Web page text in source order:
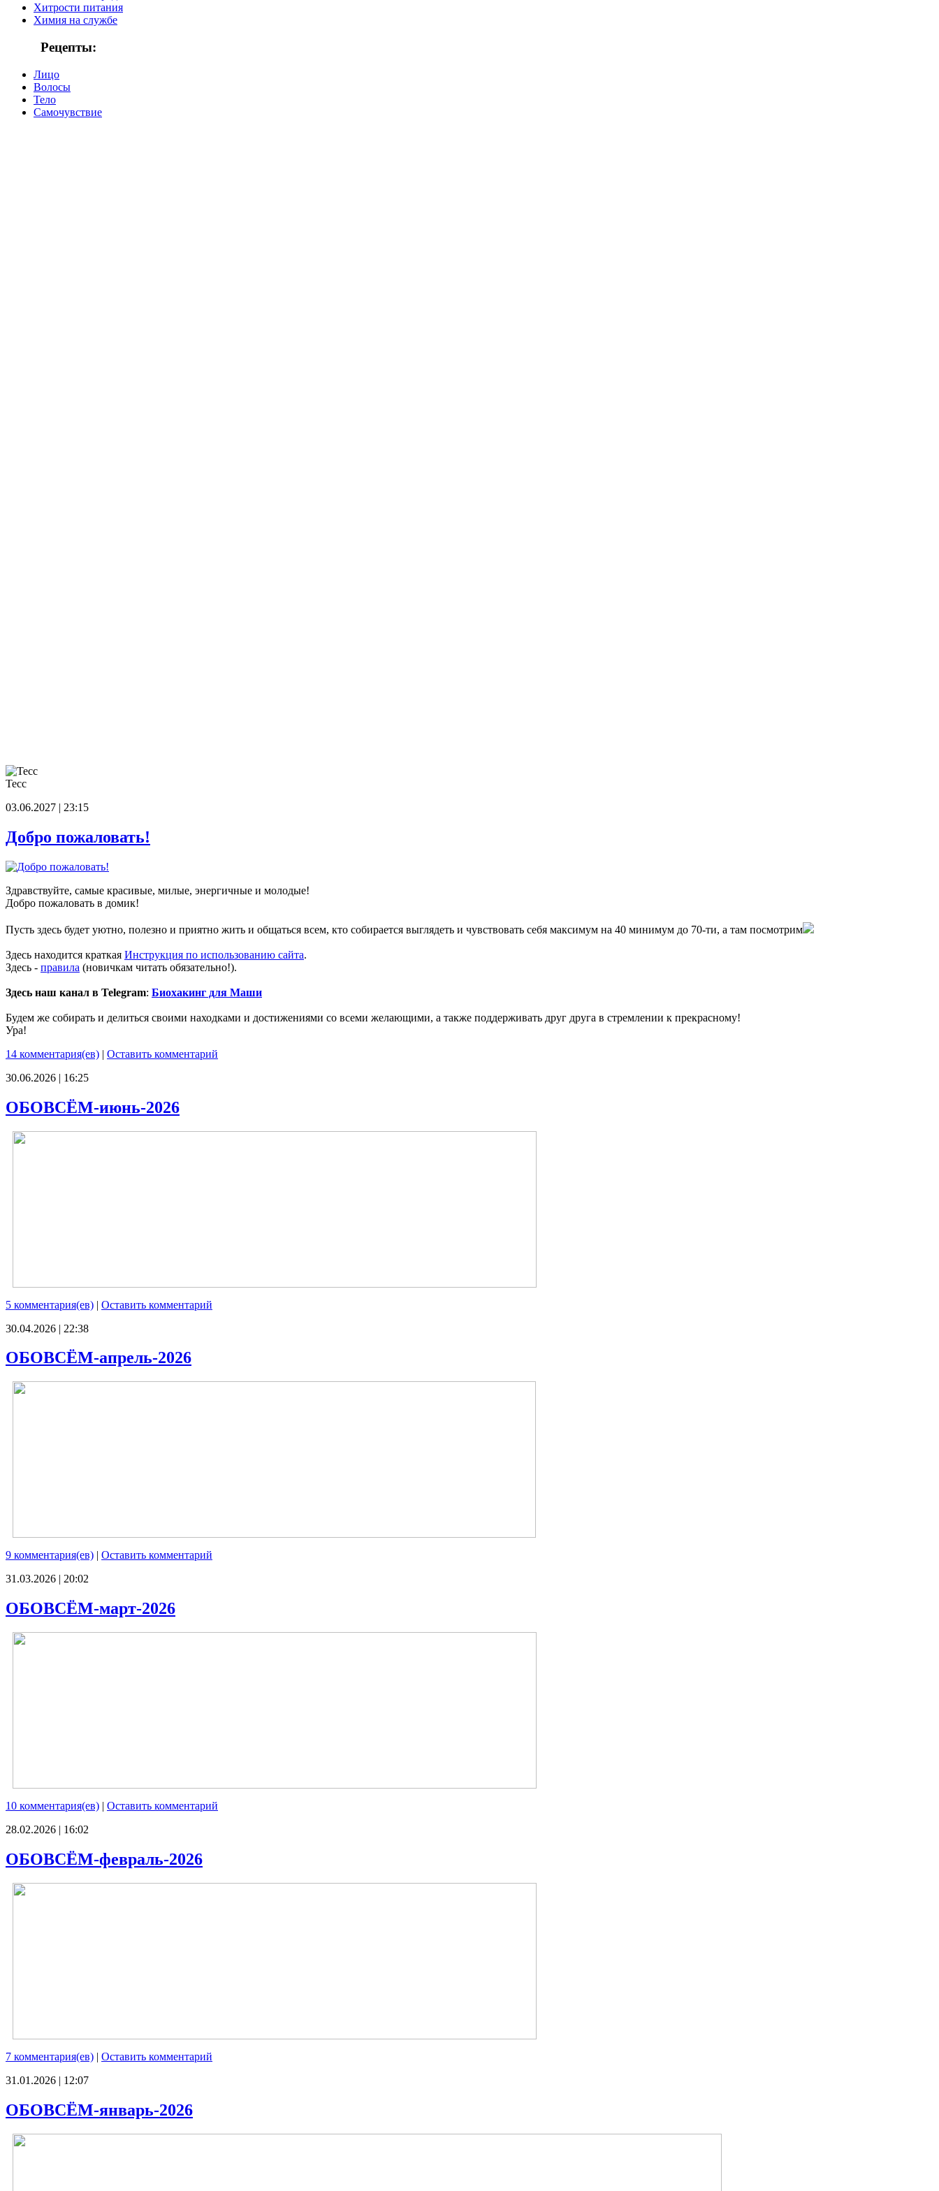
Хитрости питания
Химия на службе
Рецепты:
Лицо
Волосы
Тело
Самочувствие
Тесс
03.06.2027 | 23:15
Добро пожаловать!
Здравствуйте, самые красивые, милые, энергичные и молодые!
Добро пожаловать в домик!
Пусть здесь будет уютно, полезно и приятно жить и общаться всем, кто собирается выглядеть и чувствовать себя максимум на 40 минимум до 70-ти, а там посмотрим
Здесь находится краткая Инструкция по использованию сайта.
Здесь - правила (новичкам читать обязательно!).
Здесь наш канал в Telegram: Биохакинг для Маши
Будем же собирать и делиться своими находками и достижениями со всеми желающими, а также поддерживать друг друга в стремлении к прекрасному!
Ура!
14 комментария(ев) | Оставить комментарий
30.06.2026 | 16:25
ОБОВСЁМ-июнь-2026
5 комментария(ев) | Оставить комментарий
30.04.2026 | 22:38
ОБОВСЁМ-апрель-2026
9 комментария(ев) | Оставить комментарий
31.03.2026 | 20:02
ОБОВСЁМ-март-2026
10 комментария(ев) | Оставить комментарий
28.02.2026 | 16:02
ОБОВСЁМ-февраль-2026
7 комментария(ев) | Оставить комментарий
31.01.2026 | 12:07
ОБОВСЁМ-январь-2026